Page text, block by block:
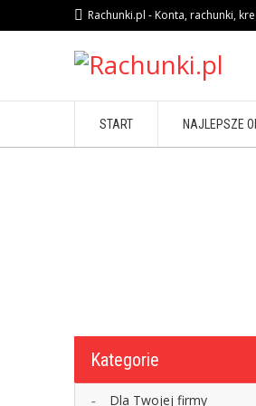
Rachunki.pl - Konta, rachunki,
START NAJLEPSZE
Kategorie
Dla Twojej firmy